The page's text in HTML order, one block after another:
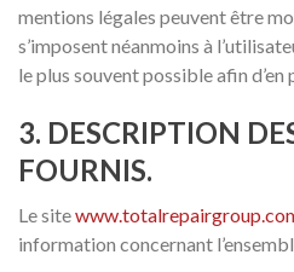
mentions légales peuvent être
s’imposent néanmoins à
le plus souvent possible afin d’en
3. DESCRIPTION
FOURNIS.
Le site
information concernant